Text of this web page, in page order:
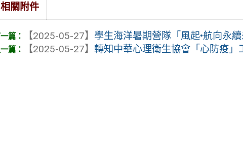
相關附件
【2025-05-27】 學生海洋暑期營隊「風起•航向永續
【2025-05-27】轉知中華心理衛生協會「心防疫」